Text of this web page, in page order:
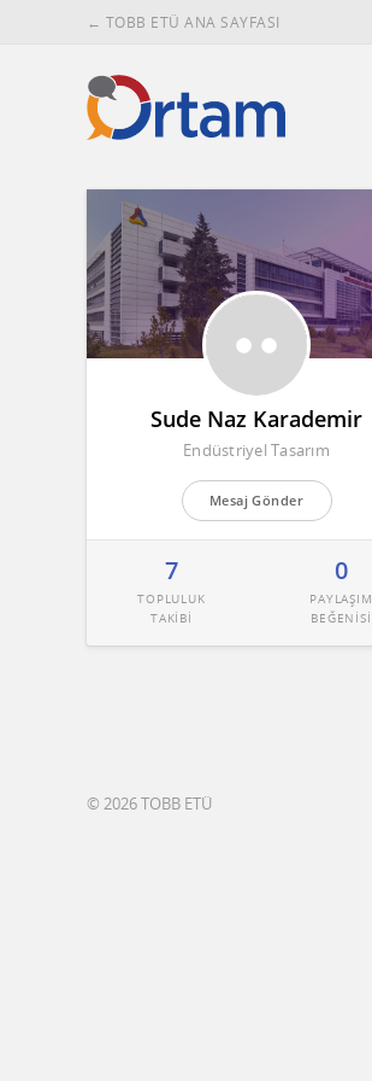
← TOBB ETÜ ANA SAYFASI
Sude Naz Karademir
Endüstriyel Tasarım
Mesaj Gönder
7
TOPLULUK
TAKİBİ
0
PAYLAŞIM
BEĞENİSİ
© 2026 TOBB ETÜ